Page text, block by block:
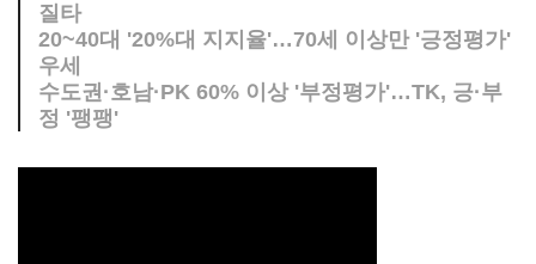
질타
20~40대 '20%대 지지율'…70세 이상만 '긍정평가'
우세
수도권·호남·PK 60% 이상 '부정평가'…TK, 긍·부
정 '팽팽'